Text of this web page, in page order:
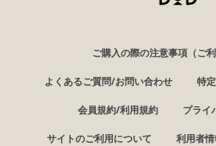
ご購入の際の注意事項（ご利
よくあるご質問/お問い合わせ 特
会員規約/利用規約 プライ
サイトのご利用について 利用者